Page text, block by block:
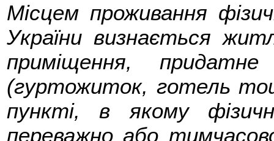
Місцем проживання
України визнається
приміщення,
(гуртожиток, готель
пункті, в якому
переважно або